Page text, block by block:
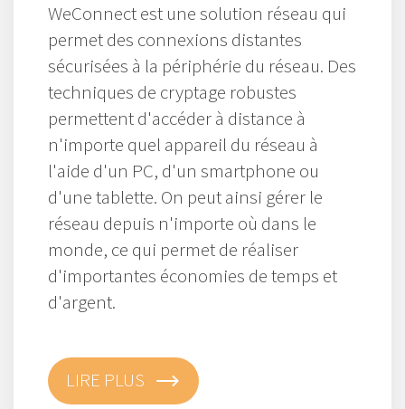
WeConnect est une solution réseau qui
permet des connexions distantes
sécurisées à la périphérie du réseau. Des
techniques de cryptage robustes
permettent d'accéder à distance à
n'importe quel appareil du réseau à
l'aide d'un PC, d'un smartphone ou
d'une tablette. On peut ainsi gérer le
réseau depuis n'importe où dans le
monde, ce qui permet de réaliser
d'importantes économies de temps et
d'argent.
LIRE PLUS